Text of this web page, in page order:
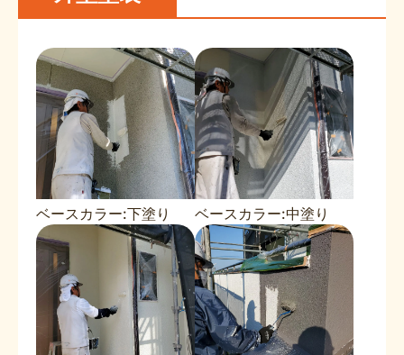
ベースカラー:下塗り ベースカラー:中塗り